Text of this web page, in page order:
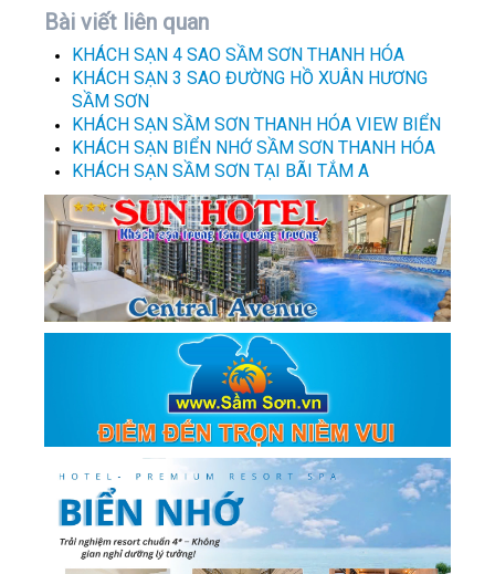
Bài viết liên quan
KHÁCH SẠN 4 SAO SẦM SƠN THANH HÓA
KHÁCH SẠN 3 SAO ĐƯỜNG HỒ XUÂN HƯƠNG
SẦM SƠN
KHÁCH SẠN SẦM SƠN THANH HÓA VIEW BIỂN
KHÁCH SẠN BIỂN NHỚ SẦM SƠN THANH HÓA
KHÁCH SẠN SẦM SƠN TẠI BÃI TẮM A